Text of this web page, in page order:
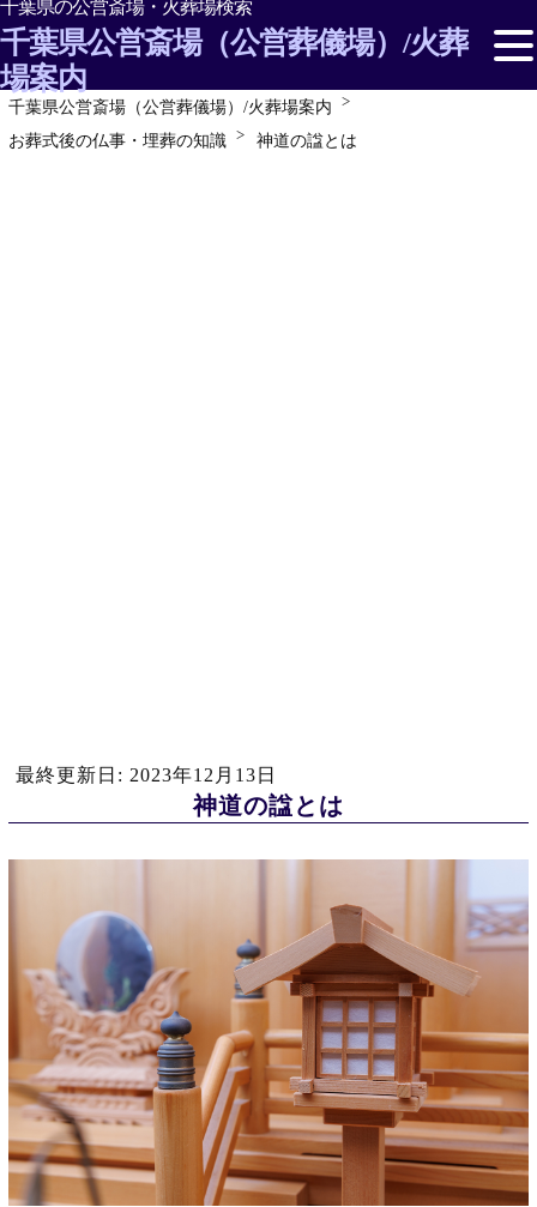
千葉県の公営斎場・火葬場検索
千葉県公営斎場（公営葬儀場）/火葬
場案内
千葉県の市民/公営斎場・火葬場を探す
千葉県公営斎場（公営葬儀場）/火葬場案内
お葬式後の仏事・埋葬の知識
神道の諡とは
最終更新日: 2023年12月13日
神道の諡とは